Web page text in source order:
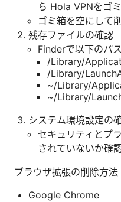
ら Hola VPNをゴ
ゴミ箱を空にして
残存ファイルの確認
Finderで以下のパ
/Library/
/Library/
~/Library/
~/Library/
システム環境設定の
セキュリティとプ
されていないか確
ブラウザ拡張の削除方法
Google Chrome